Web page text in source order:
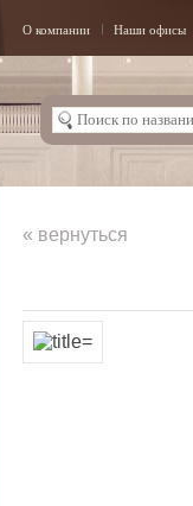
О компании Наши офисы
« вернуться